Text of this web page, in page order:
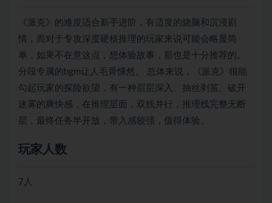
《派克》的难度适合新手进阶，有适度的烧脑和沉浸剧
情，而对于专攻深度硬核推理的玩家来说可能会略显简
单，如果不在意这点，想体验故事，那也是十分推荐的。
分段专属的bgm让人毛骨悚然。 总体来说，《派克》很能
勾起玩家的探险欲望，有一种层层深入、抽丝剥茧、破开
迷雾的爽快感，在推理层面，双线并行，推理线完整无断
层，最终任务半开放，带入感较强，值得体验。
玩家人数
7人